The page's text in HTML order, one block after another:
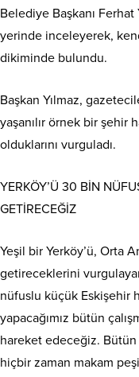
Belediye Başkanı Ferhat
yerinde inceleyerek,
dikiminde bulundu.
Başkan Yılmaz,
yaşanılır örnek bir
olduklarını vurguladı.
YERKÖY’Ü 30 BİN
GETİRECEĞİZ
Yeşil bir Yerköy’ü, Orta
getireceklerini
nüfuslu küçük Eskişehir
yapacağımız bütün
hareket edeceğiz.
hiçbir zaman makam